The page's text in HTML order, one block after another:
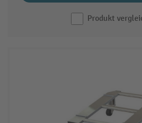
Produkt